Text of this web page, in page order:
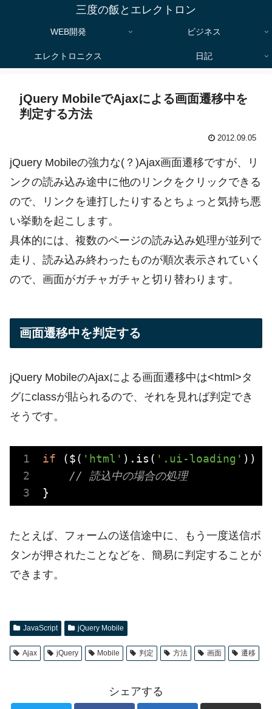
三度の飯とエレクトロン
WEB開発 ビジネス
エレクトロニクス 日記
jQuery MobileでAjaxによる画面遷移中を
判定する方法
2012.09.05
jQuery Mobileの強力な(？)Ajax画面遷移ですが、リ
ンクの読み込み途中に他のリンクをクリックできる
ので、リンクを連打したりするとちょっと気持ち悪
い挙動を起こします。
具体的には、複数のページの読み込み処理が並列で
走り、読み込み終わったものが順次表示されていく
ので、画面がガチャガチャと切り替わります。
画面遷移中を判定する
jQuery MobileのAjaxによる画面遷移中は<html>タ
グにclassが貼られるので、それを見れば判定でき
そうです。
if ($( 'html' ).is( '.ui-loading' )) {
// 読込中の場合の処理
たとえば、フォームの送信途中に、もう一度送信ボ
タンが押されたことなどを、簡易に判定することが
できます。
JavaScript jQuery Mobile
Ajax jQuery Mobile 判定 方法 画面 遷移
シェアする